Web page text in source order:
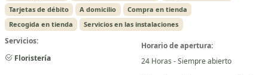
Tarjetas de débito
A domicilio
Compra en tienda
Recogida en tienda
Servicios en las instalaciones
Servicios:
Floristería
Horario de apertura:
24 Horas - Siempre abierto